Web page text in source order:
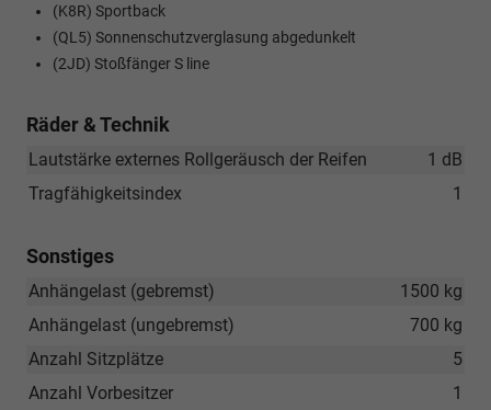
(K8R) Sportback
(QL5) Sonnenschutzverglasung abgedunkelt
(2JD) Stoßfänger S line
Räder & Technik
1 dB
Lautstärke externes Rollgeräusch der Reifen
1
Tragfähigkeitsindex
Sonstiges
1500 kg
Anhängelast (gebremst)
700 kg
Anhängelast (ungebremst)
5
Anzahl Sitzplätze
1
Anzahl Vorbesitzer